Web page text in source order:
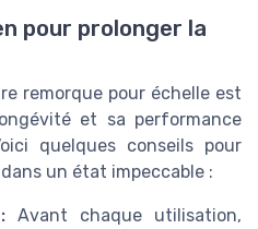
pour prolonger la
remorque pour échelle est
et sa performance
quelques conseils pour
un état impeccable :
Avant chaque utilisation,